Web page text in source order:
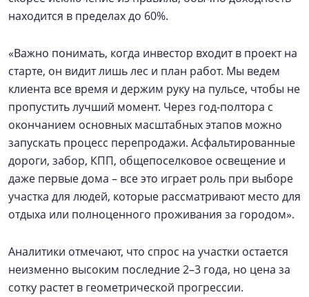
находится в пределах до 60%.
«Важно понимать, когда инвестор входит в проект на
старте, он видит лишь лес и план работ. Мы ведем
клиента все время и держим руку на пульсе, чтобы не
пропустить лучший момент. Через год-полтора с
окончанием основных масштабных этапов можно
запускать процесс перепродажи. Асфальтированные
дороги, забор, КПП, общепоселковое освещение и
даже первые дома – все это играет роль при выборе
участка для людей, которые рассматривают место для
отдыха или полноценного проживания за городом».
Аналитики отмечают, что спрос на участки остается
неизменно высоким последние 2–3 года, но цена за
сотку растет в геометрической прогрессии.